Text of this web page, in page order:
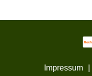
Impressum